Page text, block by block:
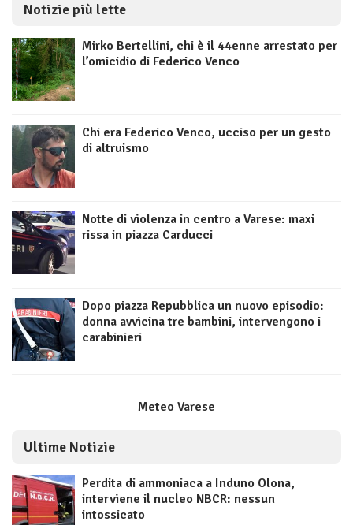
Notizie più lette
Mirko Bertellini, chi è il 44enne arrestato per
l’omicidio di Federico Venco
Chi era Federico Venco, ucciso per un gesto
di altruismo
Notte di violenza in centro a Varese: maxi
rissa in piazza Carducci
Dopo piazza Repubblica un nuovo episodio:
donna avvicina tre bambini, intervengono i
carabinieri
Meteo Varese
Ultime Notizie
Perdita di ammoniaca a Induno Olona,
interviene il nucleo NBCR: nessun
intossicato